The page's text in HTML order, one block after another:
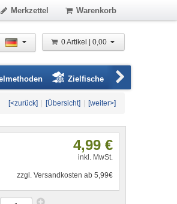
Merkzettel Warenkorb
0 Artikel | 0,00
Zielfische
[<zurück] [Übersicht] [weiter>]
4,99 €
inkl. MwSt.
zzgl. Versandkosten ab 5,99€